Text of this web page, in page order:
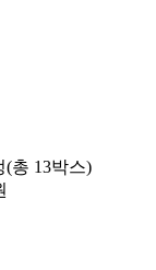
(총 13박스)